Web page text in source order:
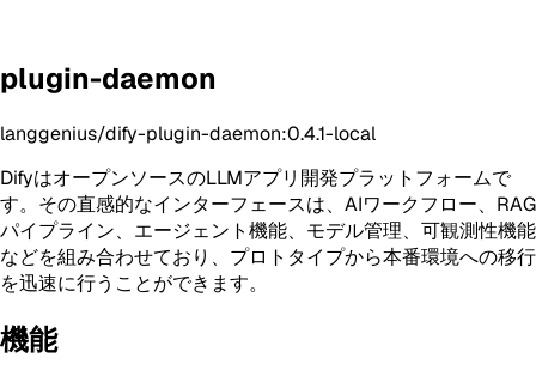
plugin-daemon
langgenius/dify-plugin-daemon:0.4.1-local
DifyはオープンソースのLLMアプリ開発プラットフォームで
す。その直感的なインターフェースは、AIワークフロー、RAG
パイプライン、エージェント機能、モデル管理、可観測性機能
などを組み合わせており、プロトタイプから本番環境への移行
を迅速に行うことができます。
機能